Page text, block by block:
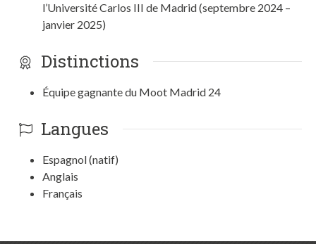
l’Université Carlos III de Madrid (septembre 2024 –
janvier 2025)
Distinctions
Équipe gagnante du Moot Madrid 24
Langues
Espagnol (natif)
Anglais
Français